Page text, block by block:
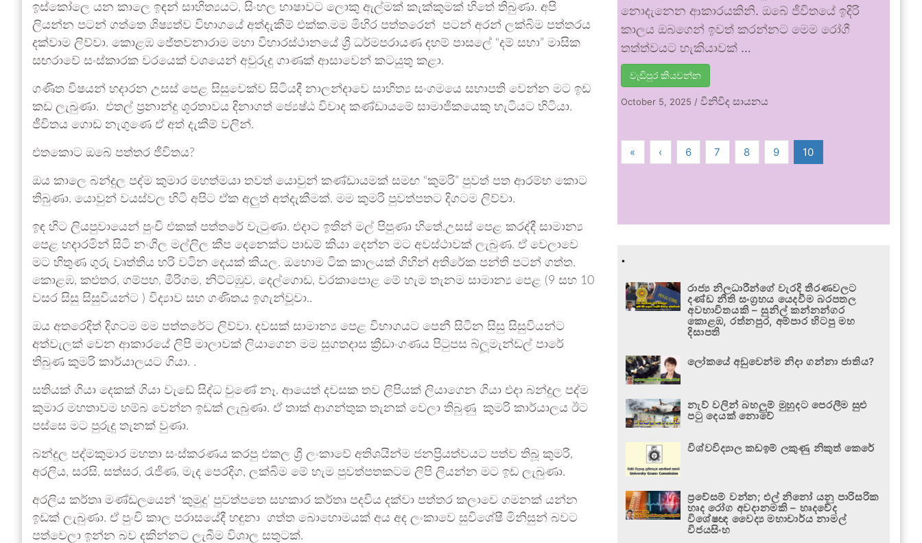
ඉස්කෝලෙ යන කාලෙ ඉඳන් සාහිත්‍යයට, සිංහල භාෂාවට ලොකු ඇල්මක් කැක්කුමක් හිතේ තිබුණා. අපි
ලියන්න පටන් ගත්තෙ ශිෂ්‍යත්ව විභාගයේ අත්දැකීම් එක්ක.මම මිහිර පත්තරෙන් පටන් අරන් ලක්බිම පත්තරය
දක්වාම ලිව්වා. කොළඹ ජේතවනාරාම මහා විහාරස්ථානයේ ශ්‍රී ධර්මපරායණ දහම් පාසලේ “දම් සභා” මාසික
සඟරාවේ සංස්කාරක වරයෙක් වශයෙන් අවුරුදු ගාණක් ආසාවෙන් කටයුතු කළා.
ගණිත විෂයන් හදාරන උසස් පෙළ සිසුවෙක්ව සිටියදී නාලන්දාවෙ සාහිත්‍ය සංගමයෙ සභාපති වෙන්න මට ඉඩ
කඩ ලැබුණා. එතල් ප්‍රනාන්දු ශූරතාවය දිනාගත් ජ්‍යෙෂ්ඨ විවාද කණ්ඩායමේ සාමාජිකයෙකු හැටියට හිටියා.
ජීවිතය ගොඩ නැගුණෙ ඒ අත් දැකීම් වලින්.
එතකොට ඔබේ පත්තර ජීවිතය?
ඔය කාලෙ බන්දුල පද්ම කුමාර මහත්මයා තවත් යොවුන් කණ්ඩායමක් සමඟ “කුමරි” පුවත් පත ආරම්භ කොට
තිබුණා. යොවුන් වයස්වල හිටි අපිට ඒක අලුත් අත්දැකීමක්. මම කුමරි පුවත්පතට දිගටම ලිව්වා.
ඉඳ හිට ලියපුවායෙන් පුංචි එකක් පත්තරේ වැටුණා. එදාට ඉතින් මල් පිපුණා හිතේ.උසස් පෙළ කරද්දී සාමාන්‍ය
පෙළ හදාරමින් සිටි නංගිල මල්ලිල කීප දෙනෙක්ට පාඩම් කියා දෙන්න මට අවස්ථාවක් ලැබුණ. ඒ වෙලාවෙ
මට හිතුණ ගුරු වෘත්තිය හරි වටින දෙයක් කියල. ඔහොම ටික කාලයක් ගිහින් අතිරේක පන්ති පටන් ගත්ත.
කොළඹ, කළුතර, ගම්පහ, මීරිගම, නිට්ටඹුව, දෙල්ගොඩ, වරකාපොළ මේ හැම තැනම සාමාන්‍ය පෙළ (9 සහ 10
වසර සිසු සිසුවියන්ට ) විද්‍යාව සහ ගණිතය ඉගැන්වූවා..
ඔය අතරෙදිත් දිගටම මම පත්තරේට ලිව්වා. දවසක් සාමාන්‍ය පෙළ විභාගයට පෙනී සිටින සිසු සිසුවියන්ට
අත්වැලක් වෙන ආකාරයේ ලිපි මාලාවක් ලියාගෙන මම සුගතදාස ක්‍රීඩාංගණය පිටුපස බ්ලූමැන්ඩල් පාරේ
තිබුණ කුමරි කාර්යාලයට ගියා. .
සතියක් ගියා දෙකක් ගියා වැඩේ සිද්ධ වුණේ නෑ. ආයෙත් දවසක තව ලිපියක් ලියාගෙන ගියා එදා බන්දුල පද්ම
කුමාර මහතාවම හම්බ වෙන්න ඉඩක් ලැබුණා. ඒ තාක් ආගන්තුක තැනක් වෙලා තිබුණු කුමරි කාර්යාලය ඊට
පස්සෙ මට පුරුදු තැනක් වුණා.
බන්දුල පද්මකුමාර මහතා සංස්කරණය කරපු එකල ශ්‍රී ලංකාවේ අතිශයින්ම ජනප්‍රියත්වයට පත්ව තිබූ කුමරි,
අරලිය, සරසි, සත්සර, රැජිණ, මැද පෙරදිග, ලක්බිම මේ හැම පුවත්පතකටම ලිපි ලියන්න මට ඉඩ ලැබුණා.
අරලිය කර්තෘ මණ්ඩලයෙන් ‘කුමුදු’ පුවත්පතෙ සහකාර කර්තෘ පදවිය දක්වා පත්තර කලාවෙ ගමනක් යන්න
ඉඩක් ලැබුණා. ඒ පුංචි කාල පරාසයේදී හඳුනා ගත්ත බොහොමයක් අය අද ලංකාවෙ සුවිශේෂී මිනිසුන් බවට
පත්වෙලා ඉන්න බව දකින්නට ලැබීම විශාල සතුටක්.
නොදැනෙන ආකාරයකිනි. ඔබේ ජීවිතයේ ඉදිරි
කාලය ඔබගෙන් ඉවත් කරන්නට මෙම රෝගී
තත්ත්වයට හැකියාවක් …
වැඩිපුර කියවන්න
October 5, 2025 /විනිවිද සායනය
« ‹ 6 7 8 9 10
.
රාජ්‍ය නිලධාරීන්ගේ වැරදි තීරණවලට
දණ්ඩ නීති සංග්‍රහය යෙදවීම බරපතල
අවභාවිතයකි – සුනිල් කන්නන්ගර
කොළඹ, රත්නපුර, අම්පාර හිටපු මහ
දිසාපති
ලෝකයේ අඩුවෙන්ම නිදා ගන්නා ජාතිය?
නැව් වලින් බහලුම් මුහුදට පෙරලීම සුළු
පටු දෙයක් නොවේ
විශ්වවිද්‍යාල කඩඉම් ලකුණු නිකුත් කෙරේ
ප්‍රවේසම් වන්න; එල් නිනෝ යනු පාරිසරික
හෘද රෝග අවදානමකි – හෘදවේද
විශේෂඥ වෛද්‍ය මහාචාර්ය නාමල්
විජයසිංහ